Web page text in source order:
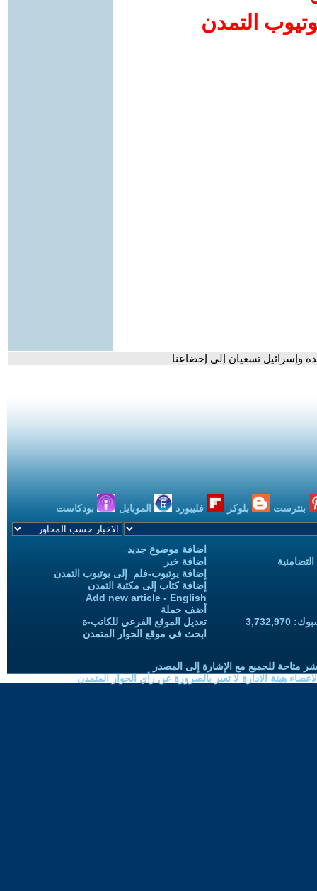
التمدن
وإسرائيل تسعيان إلى إخضاعنا
بنترست بلوكر فليبورد الموبايل بودكاست
اضافة موضوع جديد
اضافة خبر
إضافة يوتيوب-فلم إلى يوتيوب التمدن
إضافة كتاب إلى مكتبة التمدن
Add new article - English
أضف حملة
تعديل الموقع الفرعي للكاتب-ة
ابحث في موقع الحوار المتمدن
متاحة للجميع مع الإشارة إلى المصدر
هيئة الادارة لا تعبر بالضرورة عن رأي الحوار المتمدن